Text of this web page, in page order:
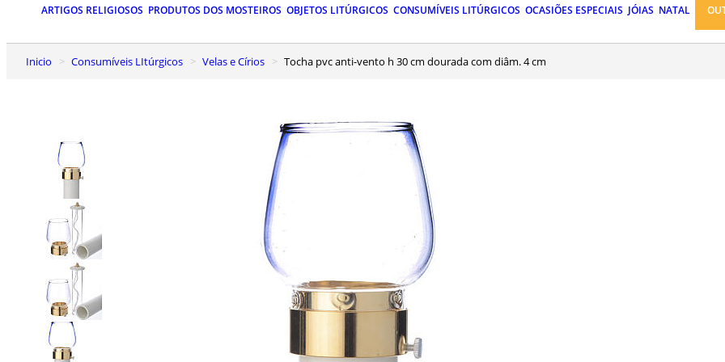
ARTIGOS RELIGIOSOS PRODUTOS DOS MOSTEIROS OBJETOS LITÚRGICOS CONSUMÍVEIS LITÚRGICOS OCASIÕES ESPECIAIS JÓIAS NATAL
Inicio Consumíveis LItúrgicos Velas e Círios Tocha pvc anti-vento h 30 cm dourada com diâm. 4 cm